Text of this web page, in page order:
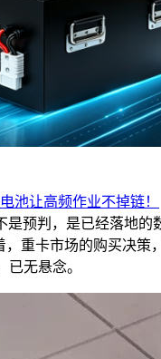
池让高频作业不掉链！
预判，是已经落地
重卡市场的购买决策
无悬念。